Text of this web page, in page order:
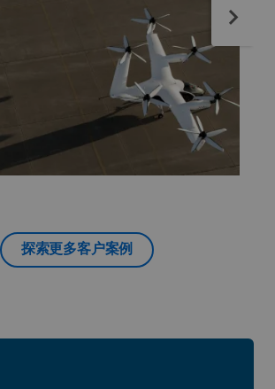
探索更多客户案例